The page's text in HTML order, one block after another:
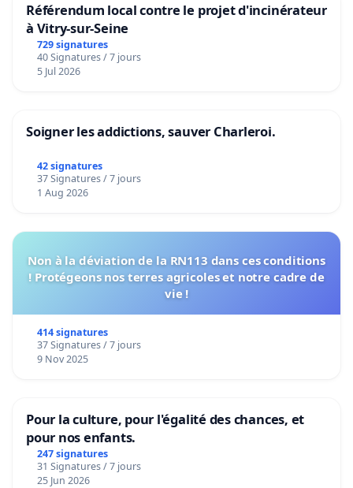
Référendum local contre le projet d'incinérateur
à Vitry-sur-Seine
729 signatures
40 Signatures / 7 jours
5 Jul 2026
Soigner les addictions, sauver Charleroi.
42 signatures
37 Signatures / 7 jours
1 Aug 2026
Non à la déviation de la RN113 dans ces conditions
! Protégeons nos terres agricoles et notre cadre de
vie !
414 signatures
37 Signatures / 7 jours
9 Nov 2025
Pour la culture, pour l'égalité des chances, et
pour nos enfants.
247 signatures
31 Signatures / 7 jours
25 Jun 2026